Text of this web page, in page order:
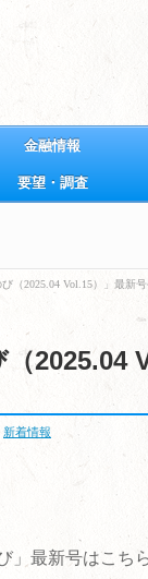
金融情報
要望・調査
（2025.04 Vol.15）」最新
2025.04
新着情報
」最新号はこち